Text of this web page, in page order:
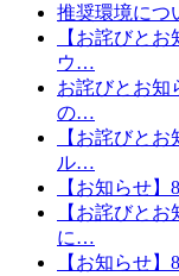
推奨環境につ
【お詫びと
ウ…
お詫びとお
の…
【お詫びと
ル…
【お知らせ
【お詫びと
に…
【お知らせ